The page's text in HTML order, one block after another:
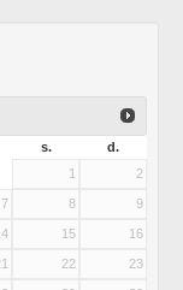
s.
d.
1
2
7 8 9
15 16
22 23